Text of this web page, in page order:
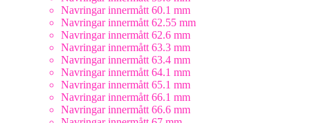
Navringar innermått 60.1 mm
Navringar innermått 62.55 mm
Navringar innermått 62.6 mm
Navringar innermått 63.3 mm
Navringar innermått 63.4 mm
Navringar innermått 64.1 mm
Navringar innermått 65.1 mm
Navringar innermått 66.1 mm
Navringar innermått 66.6 mm